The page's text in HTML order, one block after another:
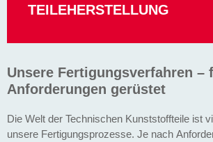
TEILEHERSTELLUNG
Unsere Fertigungsverfahren –
Anforderungen gerüstet
Die Welt der Technischen Kunststoffteile ist
unsere Fertigungsprozesse. Je nach